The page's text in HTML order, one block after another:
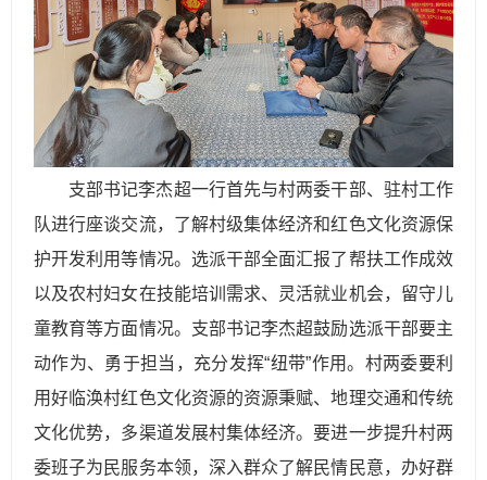
支部书记李杰超一行首先与村两委干部、驻村工作
队进行座谈交流，了解村级集体经济和红色文化资源保
护开发利用等情况。选派干部全面汇报了帮扶工作成效
以及农村妇女在技能培训需求、灵活就业机会，留守儿
童教育等方面情况。支部书记李杰超鼓励选派干部要主
动作为、勇于担当，充分发挥“纽带”作用。村两委要利
用好临涣村红色文化资源的资源秉赋、地理交通和传统
文化优势，多渠道发展村集体经济。要进一步提升村两
委班子为民服务本领，深入群众了解民情民意，办好群